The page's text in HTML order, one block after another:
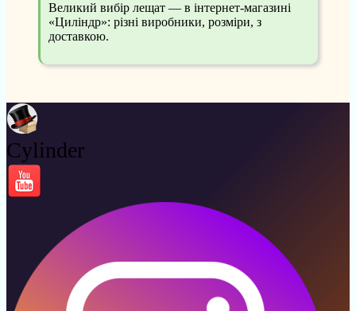
Великий вибір лещат — в інтернет-магазині
«Циліндр»: різні виробники, розміри, з
доставкою.
Cylinder